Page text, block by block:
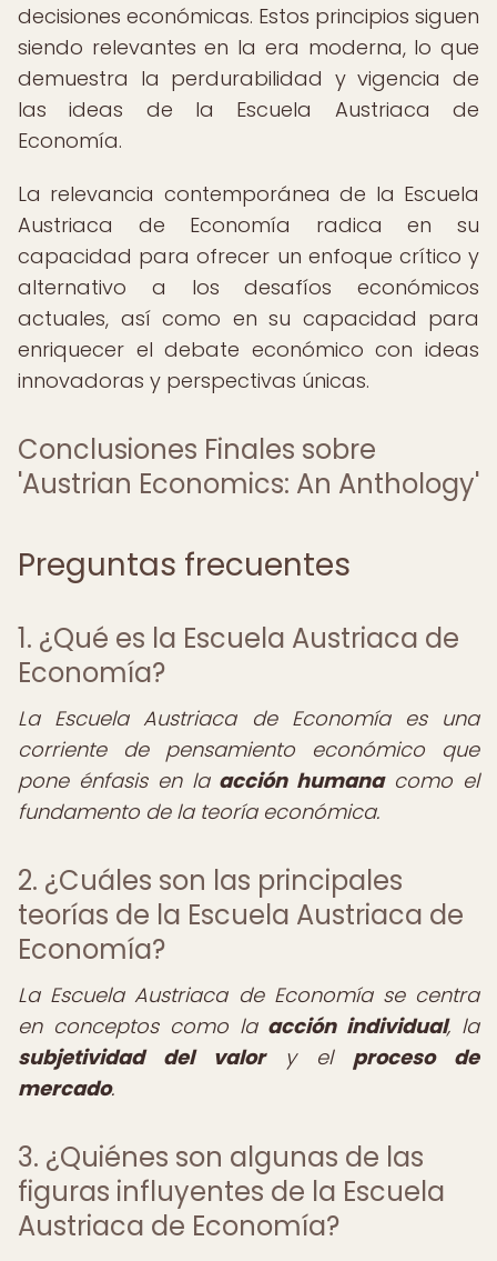
decisiones económicas. Estos principios siguen
siendo relevantes en la era moderna, lo que
demuestra la perdurabilidad y vigencia de
las ideas de la Escuela Austriaca de
Economía.
La relevancia contemporánea de la Escuela
Austriaca de Economía radica en su
capacidad para ofrecer un enfoque crítico y
alternativo a los desafíos económicos
actuales, así como en su capacidad para
enriquecer el debate económico con ideas
innovadoras y perspectivas únicas.
Conclusiones Finales sobre
'Austrian Economics: An Anthology'
Preguntas frecuentes
1. ¿Qué es la Escuela Austriaca de
Economía?
La Escuela Austriaca de Economía es una
corriente de pensamiento económico que
pone énfasis en la acción humanacomo el
fundamento de la teoría económica.
2. ¿Cuáles son las principales
teorías de la Escuela Austriaca de
Economía?
La Escuela Austriaca de Economía se centra
en conceptos como la acción individual, la
subjetividad del valory el proceso de
mercado.
3. ¿Quiénes son algunas de las
figuras influyentes de la Escuela
Austriaca de Economía?